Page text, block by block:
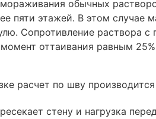
обычных
пяти этажей. В этом случае
Сопротивление раствора
оттаивания равным
расчет по шву
стену и нагрузка